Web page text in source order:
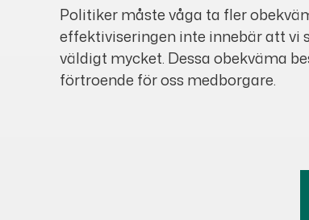
Politiker måste våga ta fler
effektiviseringen inte innebär att vi
väldigt mycket. Dessa obekväma
förtroende för oss medborgare.